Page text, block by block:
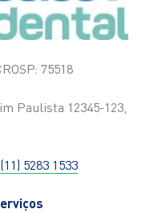
75518
Paulista 12345-123,
5283 1533